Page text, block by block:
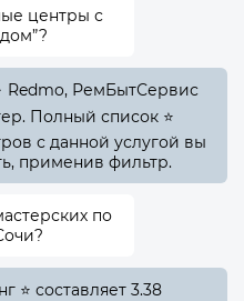
центры с
Redmo, РемБытСервис
Полный список ⭐
с данной услугой вы
применив фильтр.
по
⭐ составляет 3.38